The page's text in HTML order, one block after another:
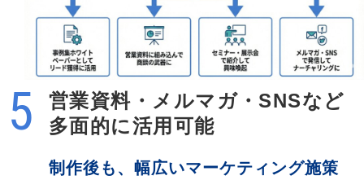
営業資料・メルマガ・SNSなど
多面的に活用可能
制作後も、幅広いマーケティング施策